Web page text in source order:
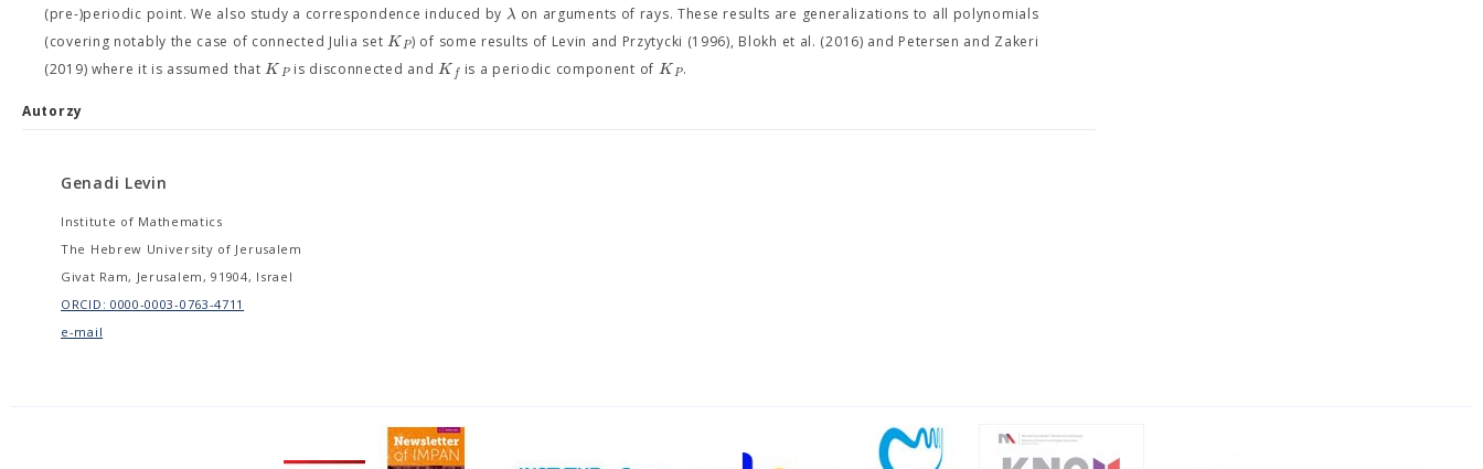
(pre-)periodic point. We also study a correspondence induced by λ on arguments of rays. These results are generalizations to all polynomials
(covering notably the case of connected Julia setKP) of some results of Levin and Przytycki (1996), Blokh et al. (2016) and Petersen and Zakeri
(2019) where it is assumed thatKPis disconnected andK f is a periodic component of KP.
Autorzy
Genadi Levin
Institute of Mathematics
The Hebrew University of Jerusalem
Givat Ram, Jerusalem, 91904, Israel
ORCID: 0000-0003-0763-4711
e-mail